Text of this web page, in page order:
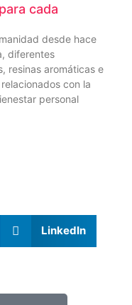
cada
desde hace
diferentes
resinas aromáticas e
con la
personal
LinkedIn